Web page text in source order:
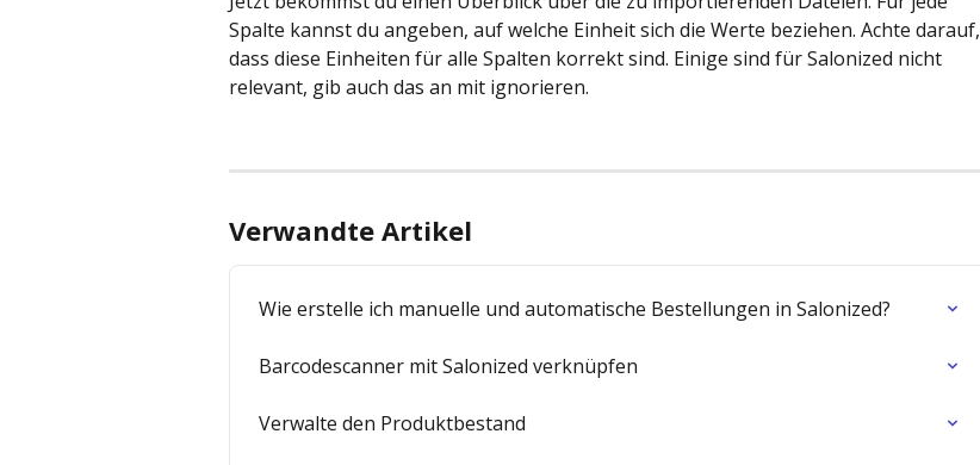
Spalte kannst du angeben, auf welche Einheit sich die Werte beziehen. Achte darauf,
dass diese Einheiten für alle Spalten korrekt sind. Einige sind für Salonized nicht
relevant, gib auch das an mit ignorieren.
Verwandte Artikel
Wie erstelle ich manuelle und automatische Bestellungen in Salonized?
Barcodescanner mit Salonized verknüpfen
Verwalte den Produktbestand